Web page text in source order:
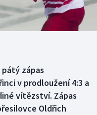
zápas
v prodloužení 4:3 a
vítězství. Zápas
Oldřich